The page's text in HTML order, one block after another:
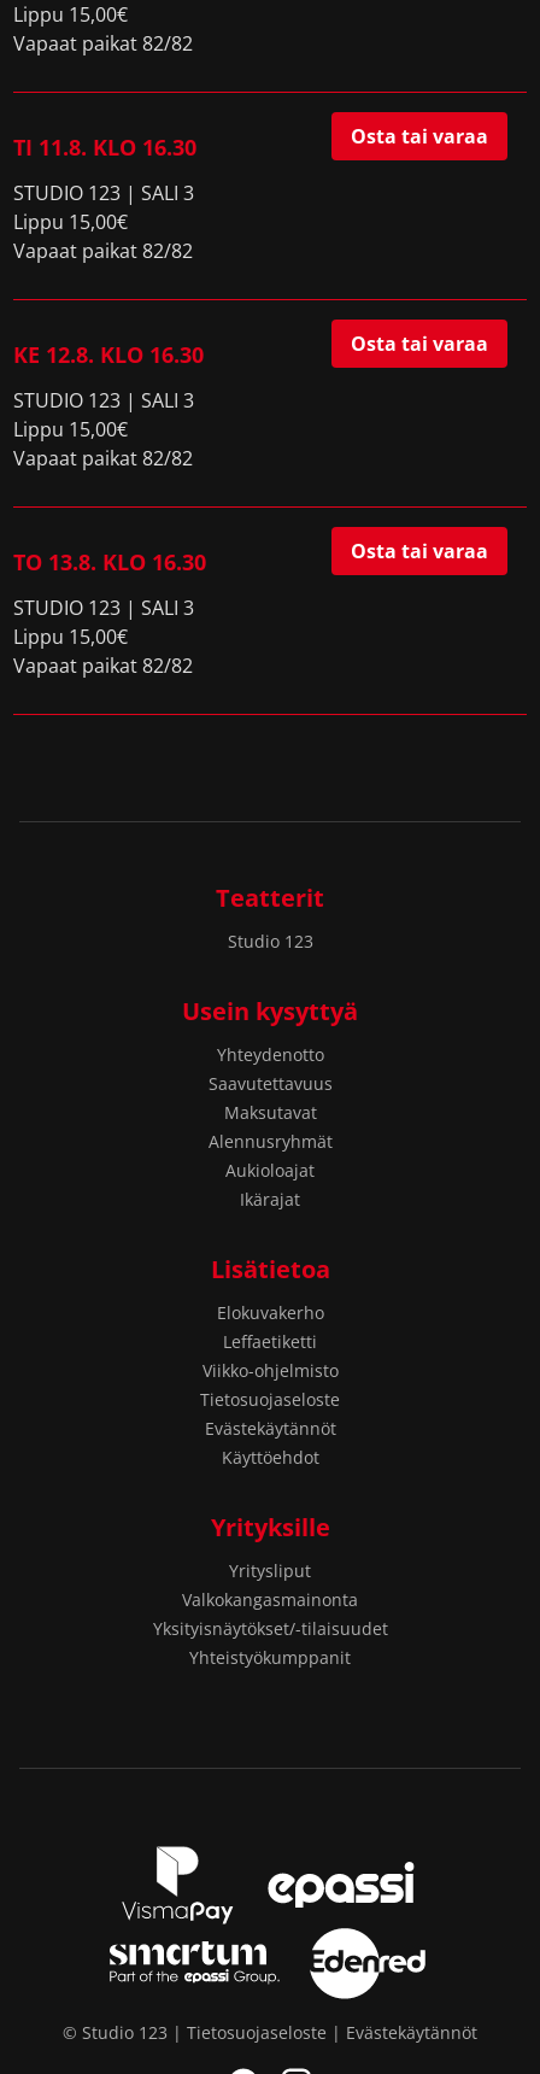
Lippu 15,00€
Vapaat paikat 82/82
TI 11.8. KLO 16.30
STUDIO 123 | SALI 3
Lippu 15,00€
Vapaat paikat 82/82
Osta tai varaa
KE 12.8. KLO 16.30
STUDIO 123 | SALI 3
Lippu 15,00€
Vapaat paikat 82/82
Osta tai varaa
TO 13.8. KLO 16.30
STUDIO 123 | SALI 3
Lippu 15,00€
Vapaat paikat 82/82
Osta tai varaa
Teatterit
Studio 123
Usein kysyttyä
Yhteydenotto
Saavutettavuus
Maksutavat
Alennusryhmät
Aukioloajat
Ikärajat
Lisätietoa
Elokuvakerho
Leffaetiketti
Viikko-ohjelmisto
Tietosuojaseloste
Evästekäytännöt
Käyttöehdot
Yrityksille
Yritysliput
Valkokangasmainonta
Yksityisnäytökset/-tilaisuudet
Yhteistyökumppanit
© Studio 123 | Tietosuojaseloste | Evästekäytännöt